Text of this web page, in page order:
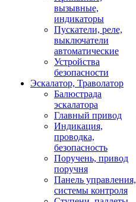
вызывные,
индикаторы
Пускатели, реле,
выключатели
автоматические
Устройства
безопасности
Эскалатор, Траволатор
Балюстрада
эскалатора
Главный привод
Индикация,
проводка,
безопасность
Поручень, привод
поручня
Панель управления,
системы контроля